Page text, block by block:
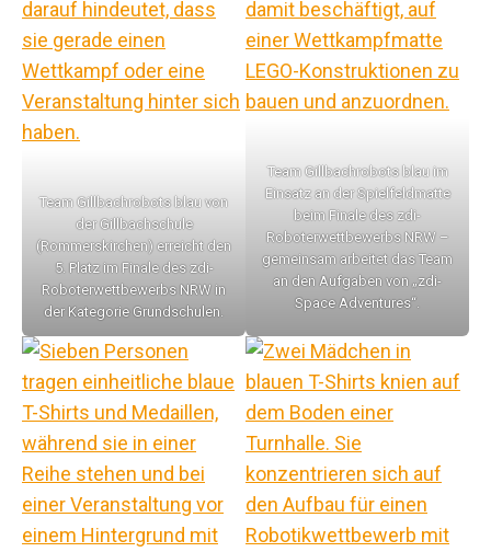
Team Gillbachrobots blau von
der Gillbachschule
(Rommerskirchen) erreicht den
5. Platz im Finale des zdi-
Roboterwettbewerbs NRW in
der Kategorie Grundschulen.
Team Gillbachrobots blau im
Einsatz an der Spielfeldmatte
beim Finale des zdi-
Roboterwettbewerbs NRW –
gemeinsam arbeitet das Team
an den Aufgaben von „zdi-
Space Adventures“.